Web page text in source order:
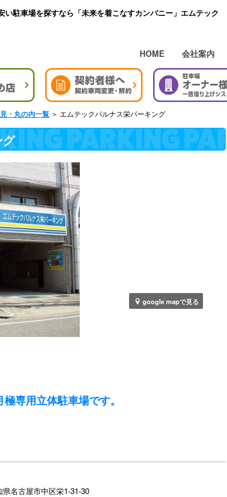
駐車場を探すなら「未来を着こなすカンパニー」エムテック
HOME 会社案内
・丸の内一覧 ＞ エムテックパルナス栄パーキング
google mapで見る
専用立体駐車場です。
県名古屋市中区栄1-31-30